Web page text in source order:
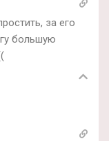
за его
большую